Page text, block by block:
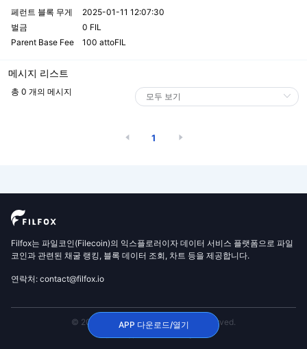
페런트 블록 무게
2025-01-11 12:07:30
벌금
0 FIL
Parent Base Fee
100 attoFIL
메시지 리스트
총 0 개의 메시지
1
Filfox는 파일코인(Filecoin)의 익스플로러이자 데이터 서비스 플랫폼으로 파일
코인과 관련된 채굴 랭킹, 블록 데이터 조회, 차트 등을 제공합니다.
연락처: contact@filfox.io
© 2020 FilFox Project. All Rights Reserved.
APP 다운로드/열기